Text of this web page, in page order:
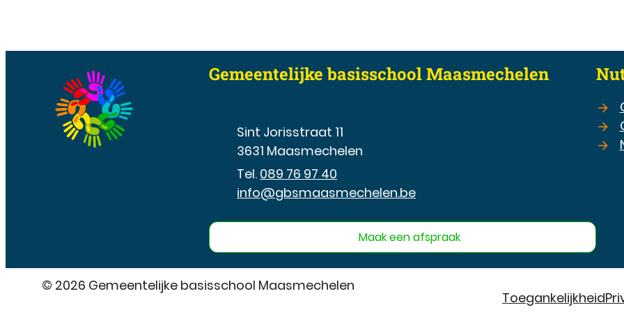
Contact & openingsuren
Gemeentelijke basisschool Maasmechelen
AdresSint Jorisstraat 11
,3631 Maasmechelen
089 76 97 40
E-mail
info@gbsmaasmechelen.be
Maak een afspraak
© 2026 Gemeentelijke basisschool Maasmechelen
Toegankelijkheid